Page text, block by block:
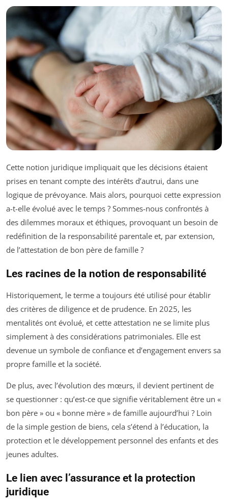
Cette notion juridique impliquait que les décisions étaient
prises en tenant compte des intérêts d’autrui, dans une
logique de prévoyance. Mais alors, pourquoi cette expression
a-t-elle évolué avec le temps ? Sommes-nous confrontés à
des dilemmes moraux et éthiques, provoquant un besoin de
redéfinition de la responsabilité parentale et, par extension,
de l’attestation de bon père de famille ?
Les racines de la notion de responsabilité
Historiquement, le terme a toujours été utilisé pour établir
des critères de diligence et de prudence. En 2025, les
mentalités ont évolué, et cette attestation ne se limite plus
simplement à des considérations patrimoniales. Elle est
devenue un symbole de confiance et d’engagement envers sa
propre famille et la société.
De plus, avec l’évolution des mœurs, il devient pertinent de
se questionner : qu’est-ce que signifie véritablement être un «
bon père » ou « bonne mère » de famille aujourd’hui ? Loin
de la simple gestion de biens, cela s’étend à l’éducation, la
protection et le développement personnel des enfants et des
jeunes adultes.
Le lien avec l’assurance et la protection
juridique